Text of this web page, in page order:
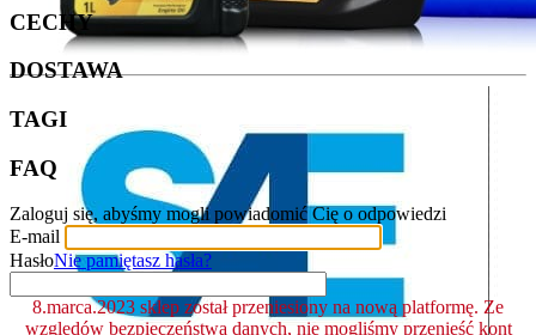
CECHY
DOSTAWA
TAGI
FAQ
Zaloguj się, abyśmy mogli powiadomić Cię o odpowiedzi
E-mail
HasłoNie pamiętasz hasła?
8.marca.2023 sklep został przeniesiony na nową platformę. Ze
względów bezpieczeństwa danych, nie mogliśmy przenieść kont